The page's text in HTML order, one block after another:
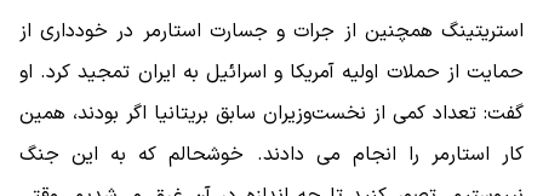
استریتینگ همچنین از جرات و جسارت استارمر در خودداری از
حمایت از حملات اولیه آمریکا و اسرائیل به ایران تمجید کرد. او
گفت: تعداد کمی از نخست‌وزیران سابق بریتانیا اگر بودند، همین
کار استارمر را انجام می دادند. خوشحالم که به این جنگ